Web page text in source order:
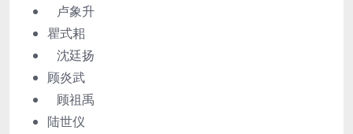
卢象升
瞿式耜
沈廷扬
顾炎武
顾祖禹
陆世仪